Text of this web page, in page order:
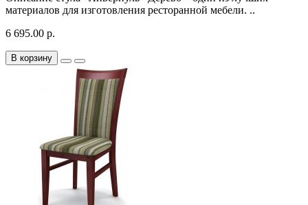
материалов для изготовления ресторанной мебели. ..
6 695.00 р.
В корзину